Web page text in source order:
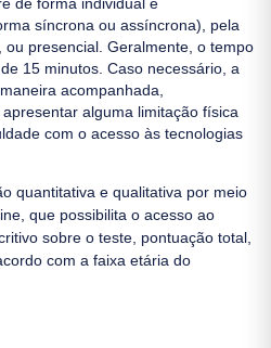
síncrona ou assíncrona), pela
ou presencial. Geralmente, o tempo
15 minutos. Caso necessário, a
acompanhada,
alguma limitação física
com o acesso às tecnologias
quantitativa e qualitativa por meio
que possibilita o acesso ao
sobre o teste, pontuação total,
com a faixa etária do